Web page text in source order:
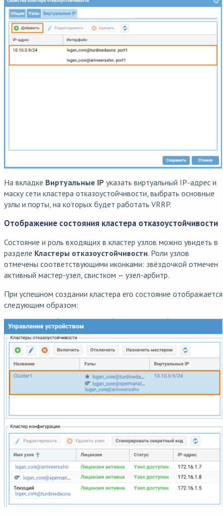
На вкладке Виртуальные IP указать виртуальный IP-адрес и
маску сети кластера отказоустойчивости, выбрать основные
узлы и порты, на которых будет работать VRRP.
Отображение состояния кластера отказоустойчивости
Состояние и роль входящих в кластер узлов можно увидеть в
разделе Кластеры отказоустойчивости. Роли узлов
отмечены соответствующими иконками: звёздочкой отмечен
активный мастер-узел, свистком — узел-арбитр.
При успешном создании кластера его состояние отображается
следующим образом: